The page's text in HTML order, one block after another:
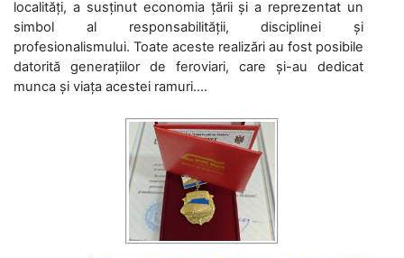
localități, a susținut economia țării și a reprezentat un
simbol al responsabilității, disciplinei și
profesionalismului. Toate aceste realizări au fost posibile
datorită generațiilor de feroviari, care și-au dedicat
munca și viața acestei ramuri....